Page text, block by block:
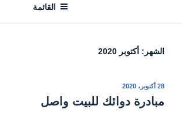
القائمة
الشهر: أكتوبر 2020
نُشر
28 أكتوبر، 2020
مبادرة دوائك للبيت واصل